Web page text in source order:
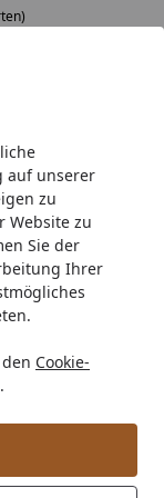
auf unserer
zu
Website zu
Sie der
Ihrer
Cookie-
Set für